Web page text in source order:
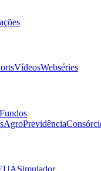
VídeosWebséries
Fundos
AgroPrevidência